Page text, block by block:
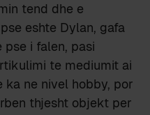
tend dhe e
eshte Dylan, gafa
i falen, pasi
te mediumit ai
ka ne nivel hobby, por
thjesht objekt per